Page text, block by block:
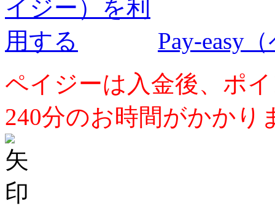
Pay-easy
ペイジーは入金後、ポ
240分のお時間がかかり